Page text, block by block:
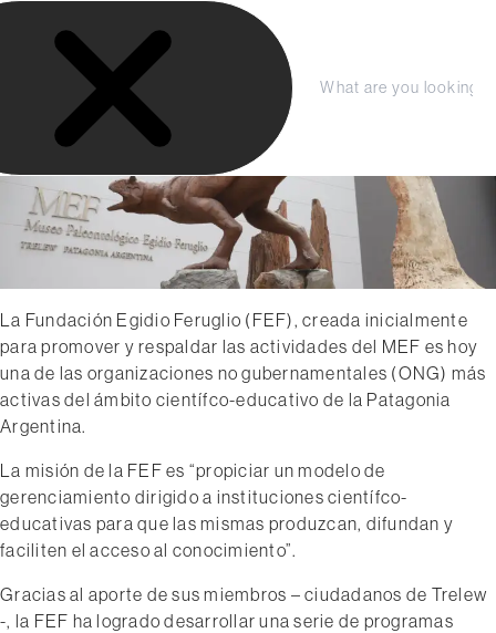
a
e
n
i
d
o
a
r
r
LA FUNDACIÓN
COLECCIÓN
Compra tu entrada aquí
Planeá tu Visita
La Fundación Egidio Feruglio (FEF), creada inicialmente
para promover y respaldar las actividades del MEF es hoy
una de las organizaciones no gubernamentales (ONG) más
activas del ámbito científco-educativo de la Patagonia
Argentina.
La misión de la FEF es “propiciar un modelo de
gerenciamiento dirigido a instituciones científco-
educativas para que las mismas produzcan, difundan y
faciliten el acceso al conocimiento”.
Gracias al aporte de sus miembros – ciudadanos de Trelew
-, la FEF ha logrado desarrollar una serie de programas